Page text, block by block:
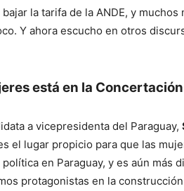
bajar la tarifa de la ANDE, y
Y ahora escucho en otros
está en la
a vicepresidenta del Paraguay,
el lugar propicio para que las
en Paraguay, y es aún más
protagonistas en la